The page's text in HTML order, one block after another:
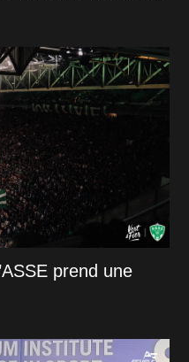
prend une